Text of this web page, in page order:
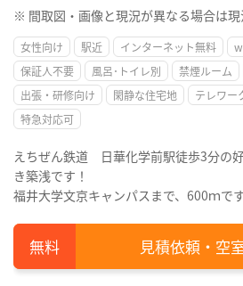
※ 間取図・画像と現況が異なる場合は現
女性向け 駅近 インターネット無料
保証人不要
風呂･トイレ別 禁煙ルーム
出張・研修向け
閑静な住宅地 テレワー
特急対応可
えちぜん鉄道 日華化学前駅徒歩3分の
き築浅です！
福井大学文京キャンパスまで、600ｍです
見積依頼・空